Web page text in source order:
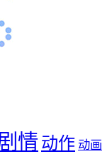
情 动作 动画